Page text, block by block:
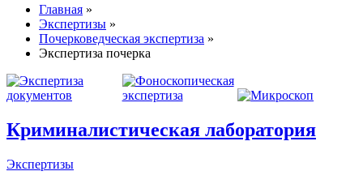
Главная »
Экспертизы »
Почерковедческая экспертиза »
Экспертиза почерка
Криминалистическая лаборатория
Экспертизы